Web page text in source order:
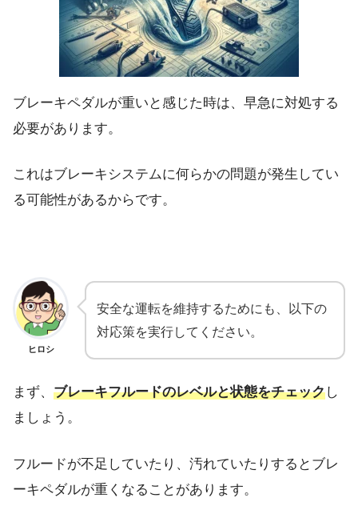
ブレーキペダルが重いと感じた時は、早急に対処する
必要があります。
これはブレーキシステムに何らかの問題が発生してい
る可能性があるからです。
ヒロシ
安全な運転を維持するためにも、以下の
対応策を実行してください。
まず、 ブレーキフルードのレベルと状態をチェックし
ましょう。
フルードが不足していたり、汚れていたりするとブレ
ーキペダルが重くなることがあります。